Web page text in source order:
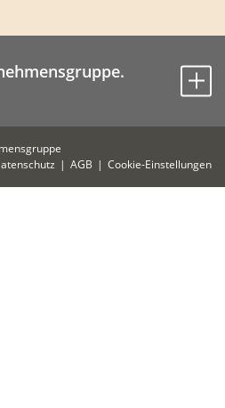
AGB Cookie-Einstellungen